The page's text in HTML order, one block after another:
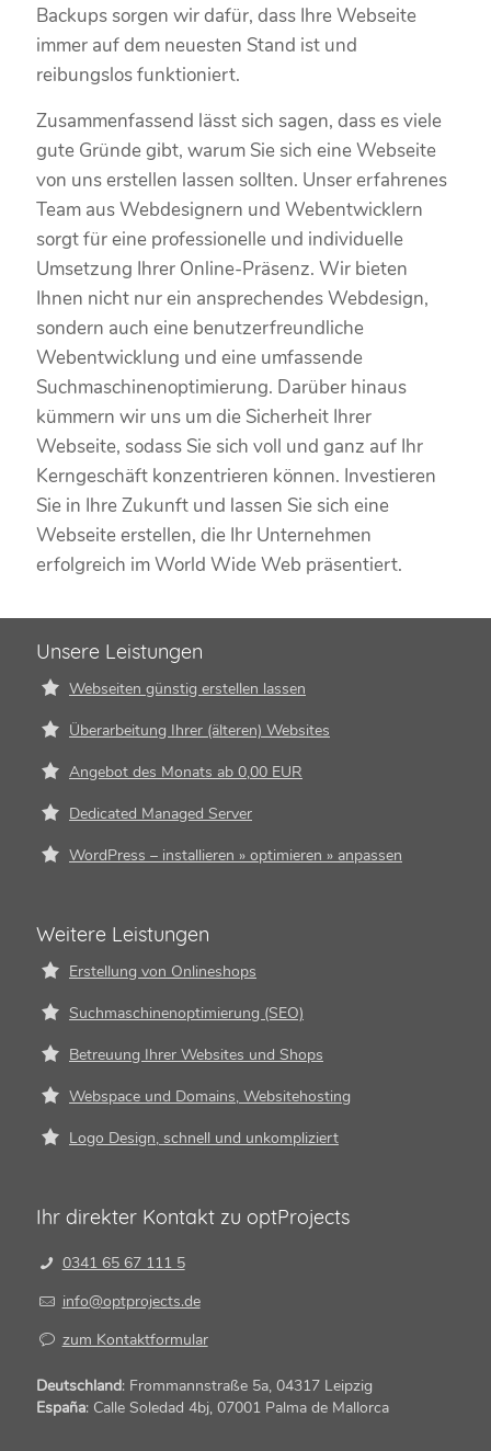
Backups sorgen wir dafür, dass Ihre Webseite
immer auf dem neuesten Stand ist und
reibungslos funktioniert.
Zusammenfassend lässt sich sagen, dass es viele
gute Gründe gibt, warum Sie sich eine Webseite
von uns erstellen lassen sollten. Unser erfahrenes
Team aus Webdesignern und Webentwicklern
sorgt für eine professionelle und individuelle
Umsetzung Ihrer Online-Präsenz. Wir bieten
Ihnen nicht nur ein ansprechendes Webdesign,
sondern auch eine benutzerfreundliche
Webentwicklung und eine umfassende
Suchmaschinenoptimierung. Darüber hinaus
kümmern wir uns um die Sicherheit Ihrer
Webseite, sodass Sie sich voll und ganz auf Ihr
Kerngeschäft konzentrieren können. Investieren
Sie in Ihre Zukunft und lassen Sie sich eine
Webseite erstellen, die Ihr Unternehmen
erfolgreich im World Wide Web präsentiert.
Unsere Leistungen
Webseiten günstig erstellen lassen
Überarbeitung Ihrer (älteren) Websites
Angebot des Monats ab 0,00 EUR
Dedicated Managed Server
WordPress – installieren » optimieren » anpassen
Weitere Leistungen
Erstellung von Onlineshops
Suchmaschinenoptimierung (SEO)
Betreuung Ihrer Websites und Shops
Webspace und Domains, Websitehosting
Logo Design, schnell und unkompliziert
Ihr direkter Kontakt zu optProjects
0341 65 67 111 5
info@optprojects.de
zum Kontaktformular
Deutschland: Frommannstraße 5a, 04317 Leipzig
España: Calle Soledad 4bj, 07001 Palma de Mallorca